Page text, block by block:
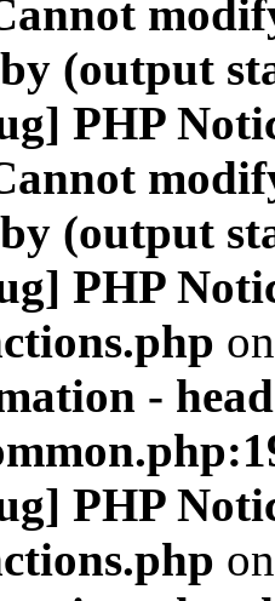
(output
PHP
(output
PHP
-
PHP